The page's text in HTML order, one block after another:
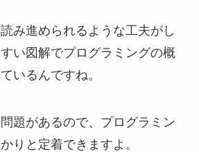
み進められるような工夫がし
い図解でプログラミングの概
いるんですね。
題があるので、プログラミン
りと定着できますよ。